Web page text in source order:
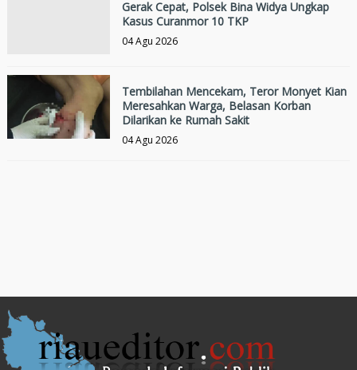
Gerak Cepat, Polsek Bina Widya Ungkap
Kasus Curanmor 10 TKP
04 Agu 2026
Tembilahan Mencekam, Teror Monyet Kian
Meresahkan Warga, Belasan Korban
Dilarikan ke Rumah Sakit
04 Agu 2026